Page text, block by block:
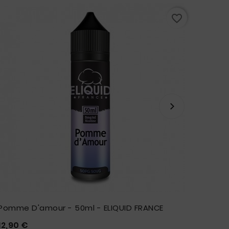
D'amour - 50ml - ELIQUID FRANCE

€
favorite_border